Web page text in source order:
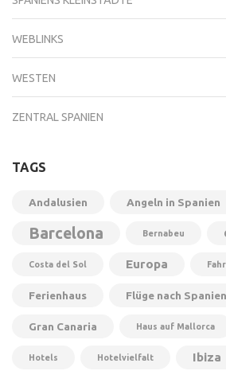
WEBLINKS
WESTEN
ZENTRAL SPANIEN
TAGS
Andalusien Angeln in Spanien
Barcelona Bernabeu
Costa del Sol Europa
Ferienhaus Flüge nach Spanien
Gran Canaria Haus auf Mallorca
Hotels Hotelvielfalt Ibiza